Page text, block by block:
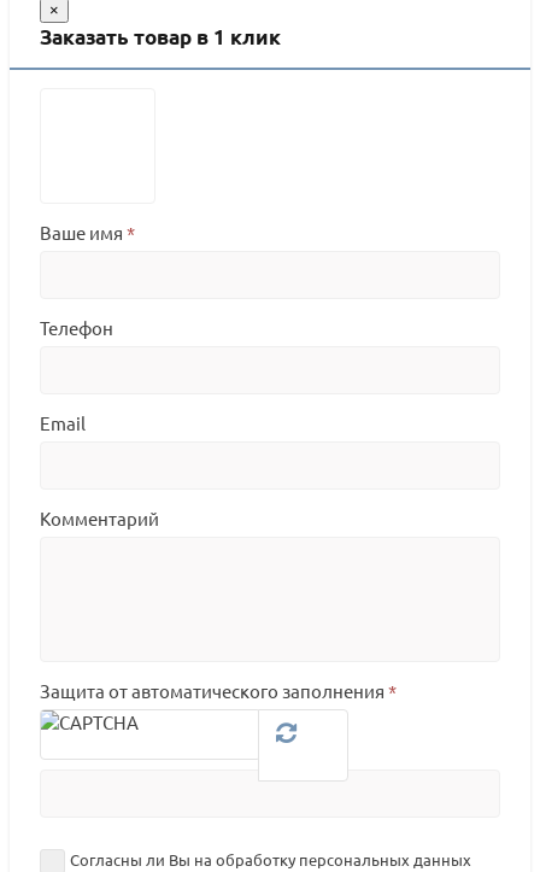
×
Заказать товар в 1 клик
Ваше имя *
Телефон
Email
Комментарий
Защита от автоматического заполнения *
Согласны ли Вы на обработку персональных данных